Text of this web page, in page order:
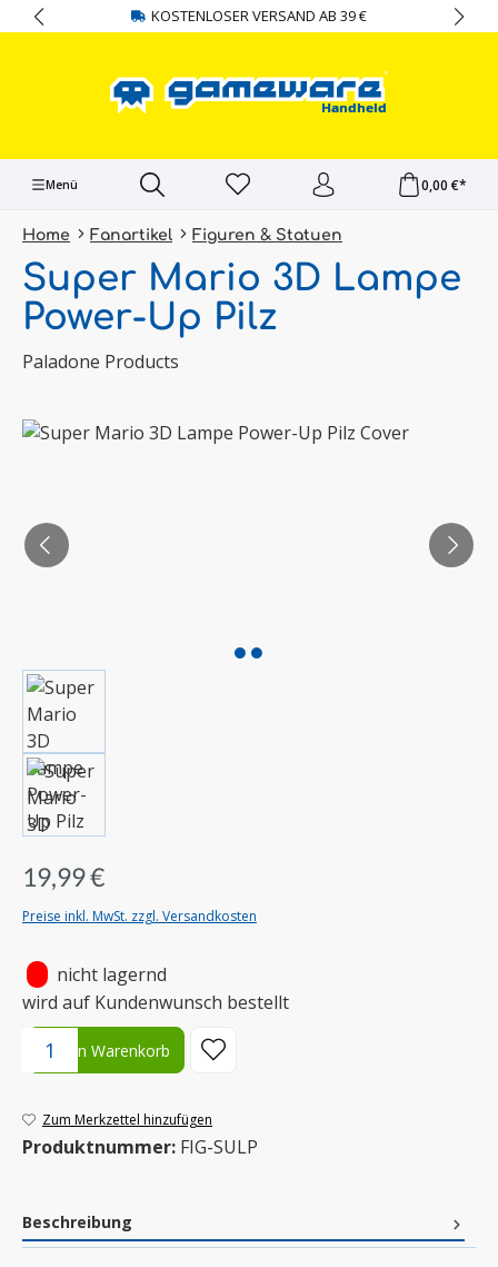
springen KOSTENLOSER VERSAND AB 39 €
Menü 0,00 €*
Home Fanartikel Figuren & Statuen
Super Mario 3D Lampe
Power-Up Pilz
Paladone Products
Bildergalerie überspringen
19,99 €
Preise inkl. MwSt. zzgl. Versandkosten
nicht lagernd
wird auf Kundenwunsch bestellt
Produkt Anzahl: Gib den gewünschten Wert ein oder benutze
In den Warenkorb
Zum Merkzettel hinzufügen
Produktnummer: FIG-SULP
Beschreibung